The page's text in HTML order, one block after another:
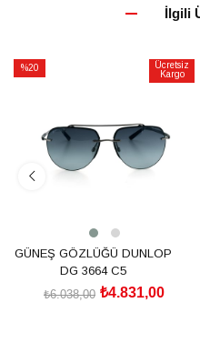
İlgili
%20
Ücretsiz
Kargo
GÜNEŞ GÖZLÜĞÜ DUNLOP
DG 3664 C5
₺4.831,00
₺6.038,00